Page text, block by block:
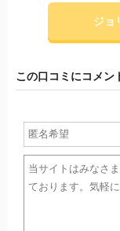
ジョ
この口コミにコメン